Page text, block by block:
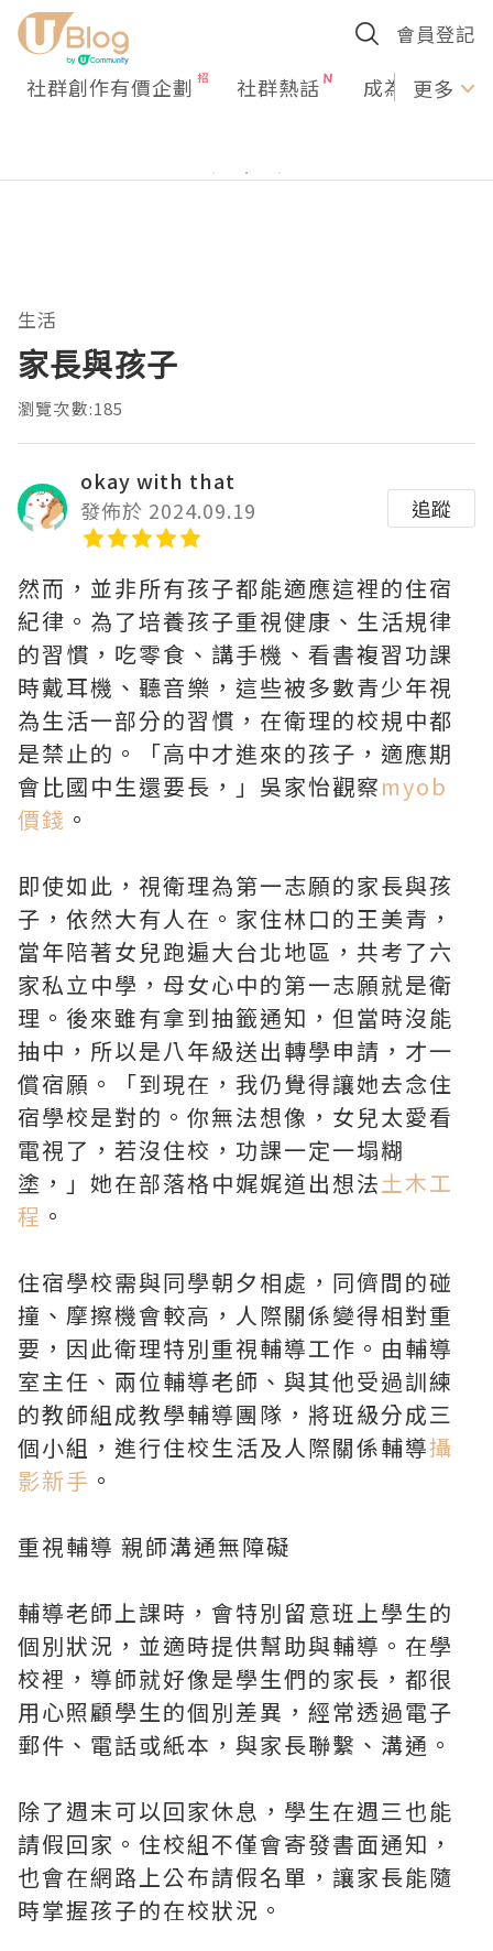
會員登記
社群創作有價企劃 社群熱話 成為U更多
生活
家長與孩子
瀏覽次數:185
okay with that
發佈於 2024.09.19
追蹤
然而，並非所有孩子都能適應這裡的住宿
紀律。為了培養孩子重視健康、生活規律
的習慣，吃零食、講手機、看書複習功課
時戴耳機、聽音樂，這些被多數青少年視
為生活一部分的習慣，在衛理的校規中都
是禁止的。「高中才進來的孩子，適應期
會比國中生還要長，」吳家怡觀察myob
價錢 。
即使如此，視衛理為第一志願的家長與孩
子，依然大有人在。家住林口的王美青，
當年陪著女兒跑遍大台北地區，共考了六
家私立中學，母女心中的第一志願就是衛
理。後來雖有拿到抽籤通知，但當時沒能
抽中，所以是八年級送出轉學申請，才一
償宿願。「到現在，我仍覺得讓她去念住
宿學校是對的。你無法想像，女兒太愛看
電視了，若沒住校，功課一定一塌糊
塗，」她在部落格中娓娓道出想法土木工
程 。
住宿學校需與同學朝夕相處，同儕間的碰
撞、摩擦機會較高，人際關係變得相對重
要，因此衛理特別重視輔導工作。由輔導
室主任、兩位輔導老師、與其他受過訓練
的教師組成教學輔導團隊，將班級分成三
個小組，進行住校生活及人際關係輔導攝
影新手 。
重視輔導 親師溝通無障礙
輔導老師上課時，會特別留意班上學生的
個別狀況，並適時提供幫助與輔導。在學
校裡，導師就好像是學生們的家長，都很
用心照顧學生的個別差異，經常透過電子
郵件、電話或紙本，與家長聯繫、溝通。
除了週末可以回家休息，學生在週三也能
請假回家。住校組不僅會寄發書面通知，
也會在網路上公布請假名單，讓家長能隨
時掌握孩子的在校狀況。